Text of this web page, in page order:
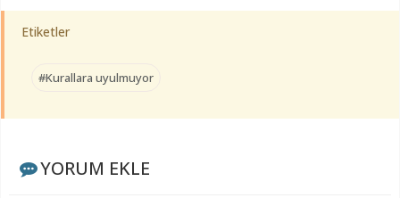
Etiketler
#Kurallara uyulmuyor
YORUM EKLE